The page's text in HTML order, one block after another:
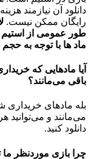
دانلود آن نیازمند
رایگان ممکن نیست.
طور عمومی از استیم
ماد ها با توجه به
آیا مادهایی که
باقی می‌مانند؟
بله مادهای
می‌مانند و می‌توانید
دانلود کنید.
چرا بازی موردنظر